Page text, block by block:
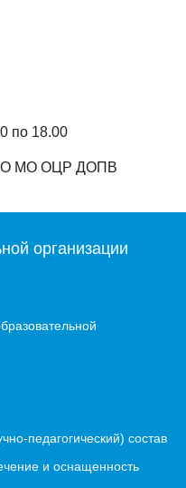
по 18.00
МО ОЦР ДОПВ
организации
педагогический) состав
и оснащенность